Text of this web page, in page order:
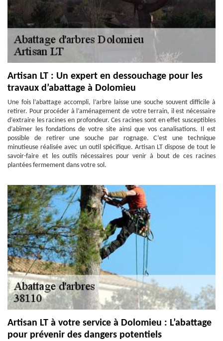
Artisan LT : Un expert en dessouchage pour les
travaux d’abattage à Dolomieu
Une fois l’abattage accompli, l’arbre laisse une souche souvent difficile à
retirer. Pour procéder à l’aménagement de votre terrain, il est nécessaire
d’extraire les racines en profondeur. Ces racines sont en effet susceptibles
d’abîmer les fondations de votre site ainsi que vos canalisations. Il est
possible de retirer une souche par rognage. C’est une technique
minutieuse réalisée avec un outil spécifique. Artisan LT dispose de tout le
savoir-faire et les outils nécessaires pour venir à bout de ces racines
plantées fermement dans votre sol.
Artisan LT à votre service à Dolomieu : L’abattage
pour prévenir des dangers potentiels